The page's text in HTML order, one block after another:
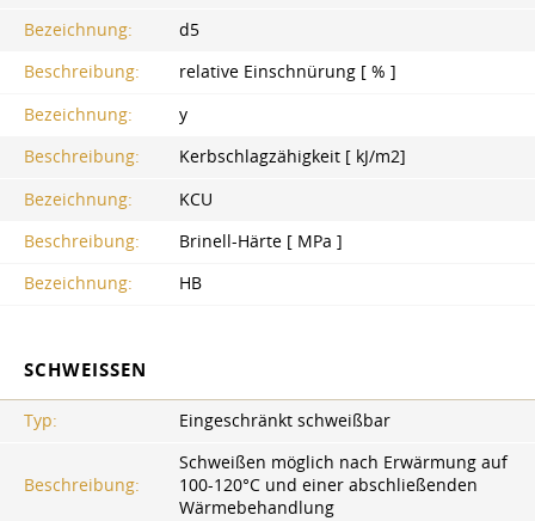
Bezeichnung:
d5
Beschreibung:
relative Einschnürung [ % ]
Bezeichnung:
y
Beschreibung:
Kerbschlagzähigkeit [ kJ/m2]
Bezeichnung:
KCU
Beschreibung:
Brinell-Härte [ MPa ]
Bezeichnung:
HB
SCHWEISSEN
Typ: Eingeschränkt schweißbar
Beschreibung:
Schweißen möglich nach Erwärmung auf
100-120°C und einer abschließenden
Wärmebehandlung